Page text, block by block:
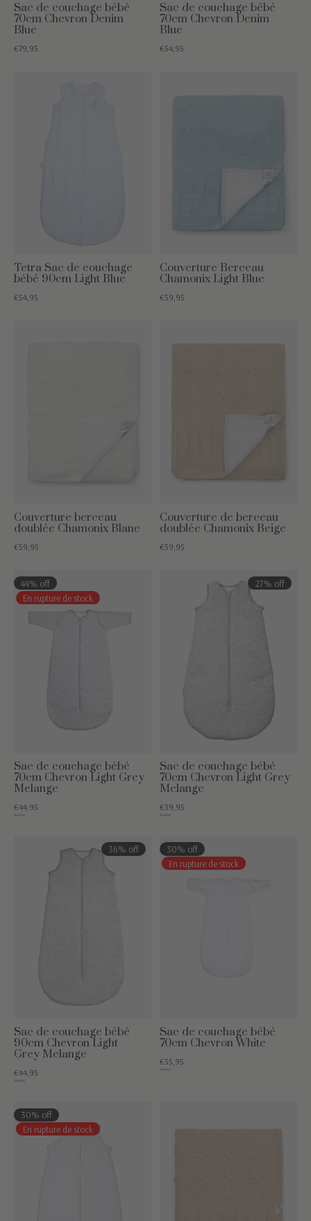
Sac de couchage bébé
70cm Chevron Denim
Blue
€79,95
Sac de couchage bébé
70cm Chevron Denim
Blue
€54,95
Tetra Sac de couchage
bébé 90cm Light Blue
€54,95
Couverture Berceau
Chamonix Light Blue
€59,95
Couverture berceau
doublée Chamonix Blanc
€59,95
Couverture de berceau
doublée Chamonix Beige
€59,95
44% off
En rupture de stock
Sac de couchage bébé
70cm Chevron Light Grey
Melange
€44,95
€79,95
27% off
Sac de couchage bébé
70cm Chevron Light Grey
Melange
€39,95
€54,95
36% off
Sac de couchage bébé
90cm Chevron Light
Grey Melange
€44,95
€69,95
30% off
En rupture de stock
Sac de couchage bébé
70cm Chevron White
€55,95
€79,95
30% off
En rupture de stock